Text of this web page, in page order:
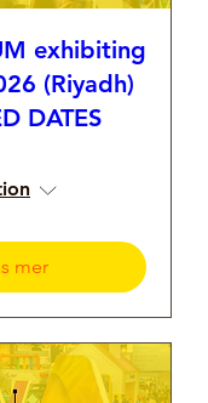
exhibiting
(Riyadh)
DATES
mer